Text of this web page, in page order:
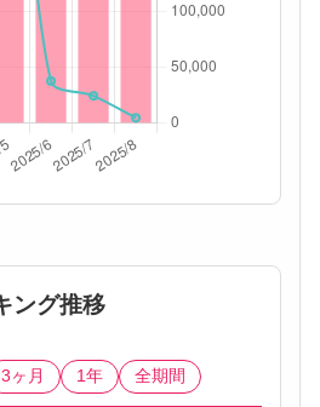
ング推移
3ヶ月 1年 全期間